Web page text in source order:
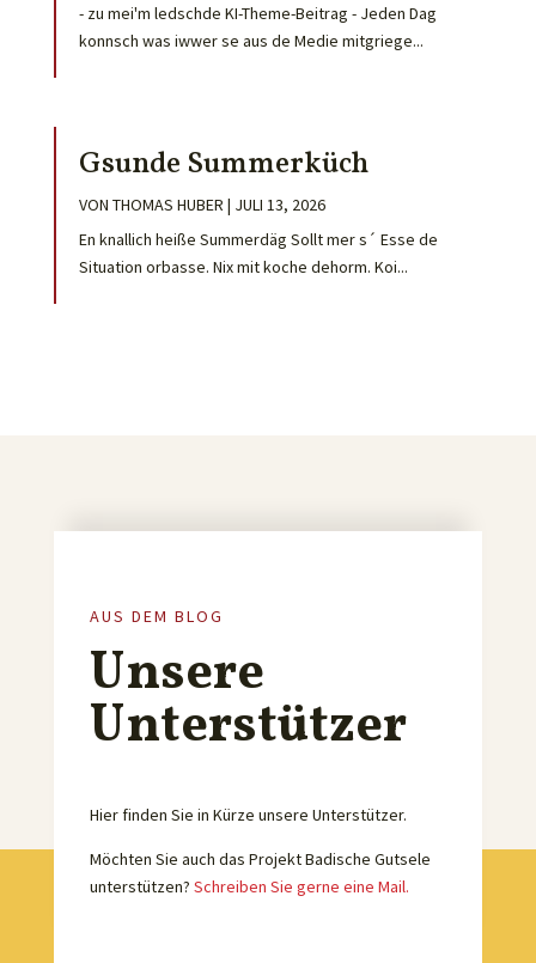
- zu mei'm ledschde KI-Theme-Beitrag - Jeden Dag
konnsch was iwwer se aus de Medie mitgriege...
Gsunde Summerküch
VON THOMAS HUBER | JULI 13, 2026
En knallich heiße Summerdäg Sollt mer s´ Esse de
Situation orbasse. Nix mit koche dehorm. Koi...
AUS DEM BLOG
Unsere
Unterstützer
Hier finden Sie in Kürze unsere Unterstützer.
Möchten Sie auch das Projekt Badische Gutsele
unterstützen? Schreiben Sie gerne eine Mail.